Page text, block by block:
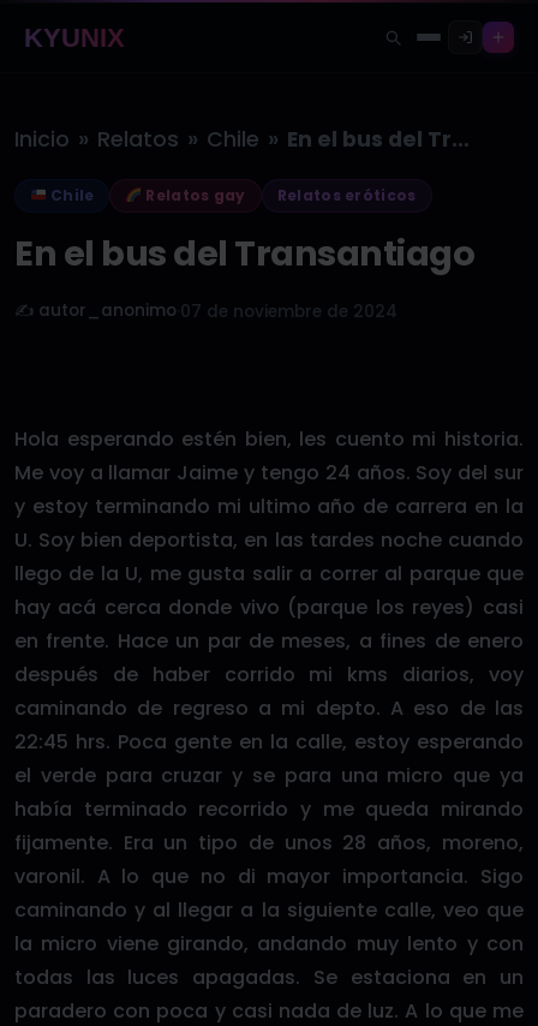
KYUNIX
Inicio » Relatos » Chile » En el bus del Transantiago
Chile Relatos gay Relatos eróticos
En el bus del Transantiago
✍️ autor_anonimo 07 de noviembre de 2024
Hola esperando estén bien, les cuento mi historia.
Me voy a llamar Jaime y tengo 24 años. Soy del sur
y estoy terminando mi ultimo año de carrera en la
U. Soy bien deportista, en las tardes noche cuando
llego de la U, me gusta salir a correr al parque que
hay acá cerca donde vivo (parque los reyes) casi
en frente. Hace un par de meses, a fines de enero
después de haber corrido mi kms diarios, voy
caminando de regreso a mi depto. A eso de las
22:45 hrs. Poca gente en la calle, estoy esperando
el verde para cruzar y se para una micro que ya
había terminado recorrido y me queda mirando
fijamente. Era un tipo de unos 28 años, moreno,
varonil. A lo que no di mayor importancia. Sigo
caminando y al llegar a la siguiente calle, veo que
la micro viene girando, andando muy lento y con
todas las luces apagadas. Se estaciona en un
paradero con poca y casi nada de luz. A lo que me